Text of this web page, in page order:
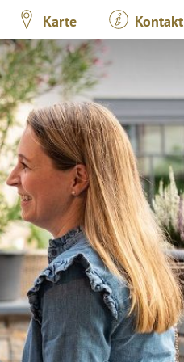
Karte Kontakt